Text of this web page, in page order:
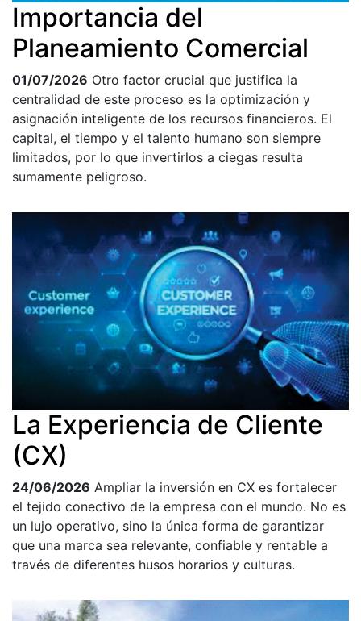
Importancia del
Planeamiento Comercial
01/07/2026 Otro factor crucial que justifica la
centralidad de este proceso es la optimización y
asignación inteligente de los recursos financieros. El
capital, el tiempo y el talento humano son siempre
limitados, por lo que invertirlos a ciegas resulta
sumamente peligroso.
La Experiencia de Cliente
(CX)
24/06/2026 Ampliar la inversión en CX es fortalecer
el tejido conectivo de la empresa con el mundo. No es
un lujo operativo, sino la única forma de garantizar
que una marca sea relevante, confiable y rentable a
través de diferentes husos horarios y culturas.